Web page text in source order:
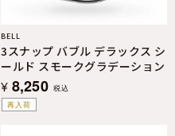
再入荷
BELL
3スナップ バブル デラックス シ
ールド スモークグラデーション
¥ 8,250 税込